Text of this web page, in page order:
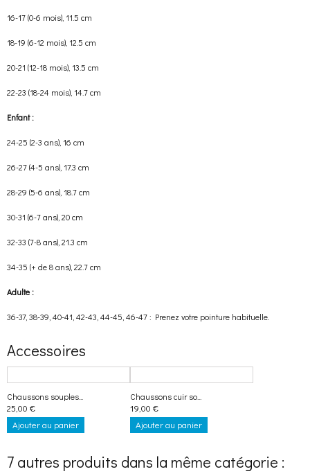
16-17 (0-6 mois), 11.5 cm
18-19 (6-12 mois), 12.5 cm
20-21 (12-18 mois), 13.5 cm
22-23 (18-24 mois), 14.7 cm
Enfant :
24-25 (2-3 ans), 16 cm
26-27 (4-5 ans), 17.3 cm
28-29 (5-6 ans), 18.7 cm
30-31 (6-7 ans), 20 cm
32-33 (7-8 ans), 21.3 cm
34-35 (+ de 8 ans), 22.7 cm
Adulte :
36-37, 38-39, 40-41, 42-43, 44-45, 46-47 : Prenez votre pointure habituelle.
Accessoires
Chaussons souples...
25,00 €
Ajouter au panier
Chaussons cuir so...
19,00 €
Ajouter au panier
7 autres produits dans la même catégorie :